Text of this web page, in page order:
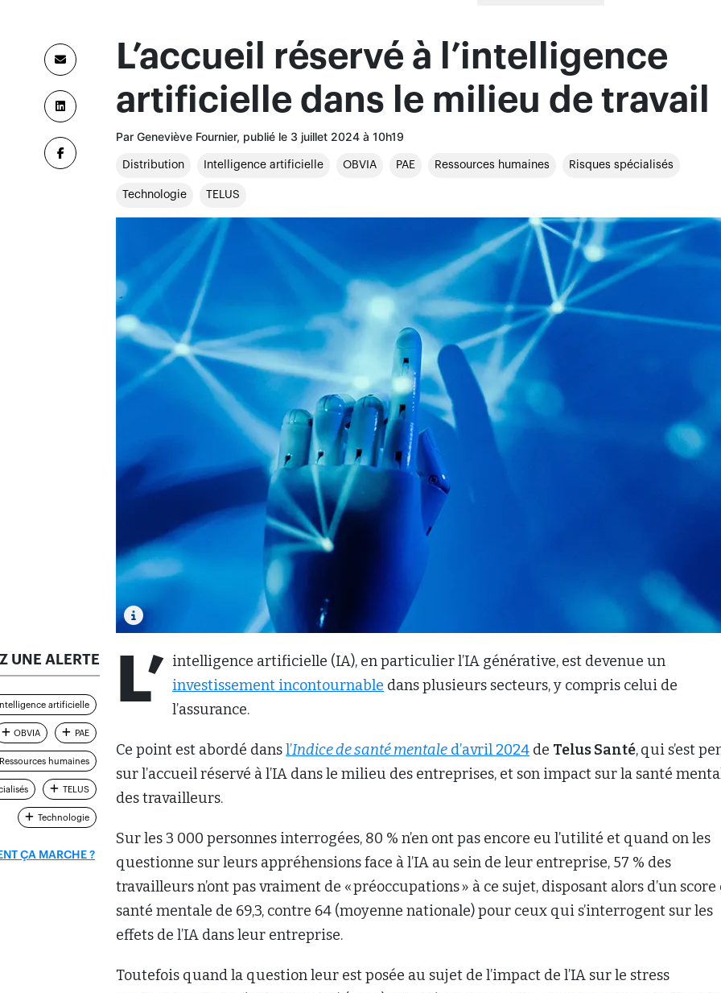
L’accueil réservé à l’intelligence
artificielle dans le milieu de travail
Par Geneviève Fournier, publié le 3 juillet 2024 à 10h19
Distribution Intelligence artificielle OBVIA PAE Ressources humaines Risques spécialisés
Technologie TELUS
L’ intelligence artificielle (IA), en particulier l’IA générative, est devenue un
investissement incontournable dans plusieurs secteurs, y compris celui de
l’assurance.
Ce point est abordé dansl’Indice de santé mentale d’avril 2024 de Telus Santé,qui s’est
sur l’accueil réservé à l’IA dans le milieu des entreprises, et son impact sur la santé
des travailleurs.
Sur les 3 000 personnes interrogées, 80 % n’en ont pas encore eu l’utilité et quand on les
questionne sur leurs appréhensions face à l’IA au sein de leur entreprise, 57 % des
travailleurs n’ont pas vraiment de « préoccupations » à ce sujet, disposant alors d’un score
santé mentale de 69,3, contre 64 (moyenne nationale) pour ceux qui s’interrogent sur les
effets de l’IA dans leur entreprise.
Toutefois quand la question leur est posée au sujet de l’impact de l’IA sur le stress
UNE ALERTE
artificielle
OBVIA PAE
humaines
TELUS
Technologie
ÇA MARCHE ?